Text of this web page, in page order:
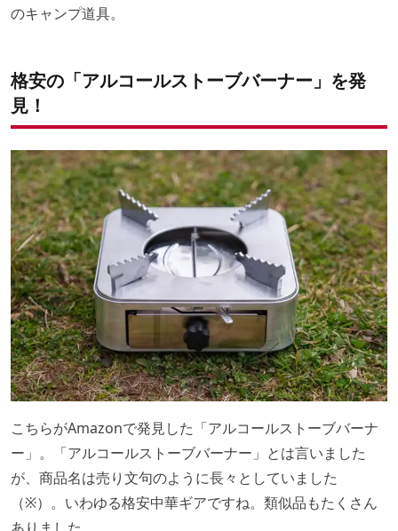
のキャンプ道具。
格安の「アルコールストーブバーナー」を発
見！
こちらがAmazonで発見した「アルコールストーブバーナ
ー」。「アルコールストーブバーナー」とは言いました
が、商品名は売り文句のように長々としていました
（※）。いわゆる格安中華ギアですね。類似品もたくさん